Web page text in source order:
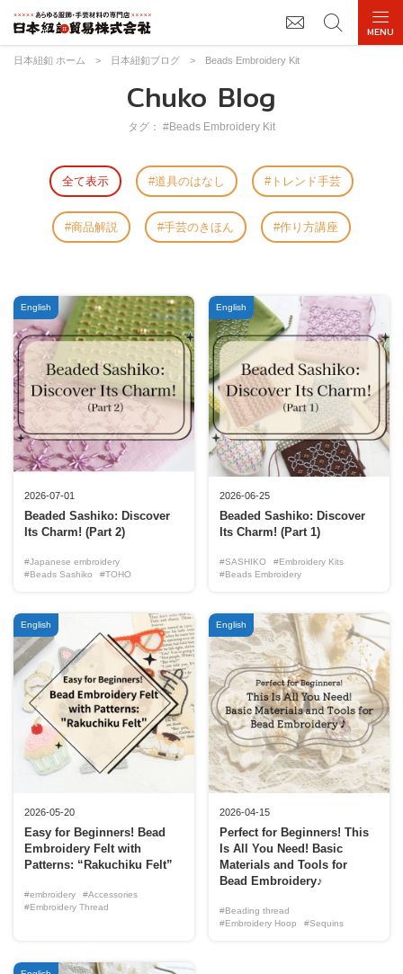
日本紐釦 ホーム > 日本紐釦ブログ > Beads Embroidery Kit
Chuko Blog
タグ： #Beads Embroidery Kit
全て表示 道具のはなし トレンド手芸
商品解説 手芸のきほん 作り方講座
2026-07-01
Beaded Sashiko: Discover
Its Charm! (Part 2)
#Japanese embroidery
#Beads Sashiko
#TOHO
English
2026-06-25
Beaded Sashiko: Discover
Its Charm! (Part 1)
#SASHIKO
#Embroidery Kits
#Beads Embroidery
English
2026-05-20
Easy for Beginners! Bead
Embroidery Felt with
Patterns: “Rakuchiku Felt”
#embroidery
#Accessories
#Embroidery Thread
English
2026-04-15
Perfect for Beginners! This
Is All You Need! Basic
Materials and Tools for
Bead Embroidery♪
#Beading thread
#Embroidery Hoop
#Sequins
English